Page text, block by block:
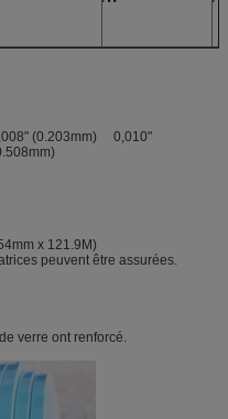
(0.203mm) 0,010"
x 121.9M)
peuvent être assurées.
verre ont renforcé.